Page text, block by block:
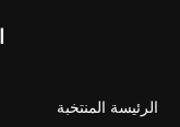
الرئيسة المنتخبة